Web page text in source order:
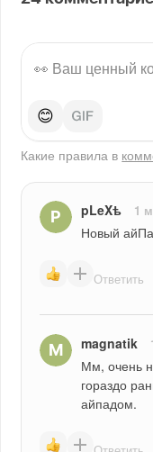
😊
Какие правила в
pLeXѣ 1
Новый
Ответить
magnatik
Мм, очень
гораздо
айпадом.